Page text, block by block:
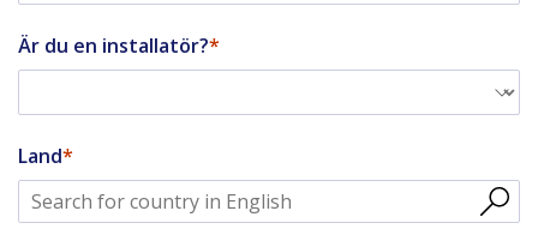
Är du en installatör?
Land